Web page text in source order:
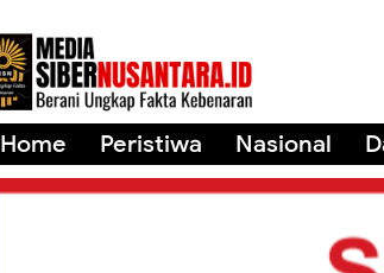
Home Peristiwa Nasional